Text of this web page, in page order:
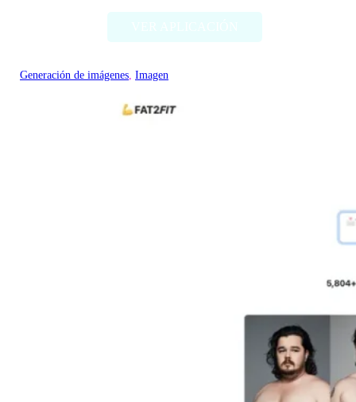
Generación de imágenes, Imagen